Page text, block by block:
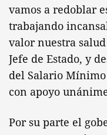
vamos a redoblar
trabajando
valor nuestra
Jefe de Estado, y
del Salario
con apoyo
Por su parte el